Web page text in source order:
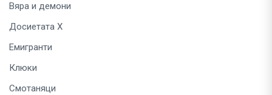
Вяра и демони
Досиетата Х
Емигранти
Клюки
Смотаняци